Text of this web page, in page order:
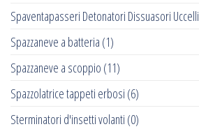
Spaventapasseri Detonatori Dissuasori Uccelli
Spazzaneve a batteria (1)
Spazzaneve a scoppio (11)
Spazzolatrice tappeti erbosi (6)
Sterminatori d'insetti volanti (0)